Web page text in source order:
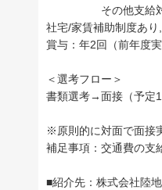
その他支給対象
社宅/家賃補助制度あ
賞与：年2回（前年度
＜選考フロー＞
書類選考→面接（予定
※原則的に対面で面接
補足事項：交通費の支
■紹介先：株式会社陸